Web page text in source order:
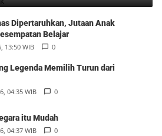
Dipertaruhkan, Jutaan Anak
Belajar
13:50 WIB 0
Legenda Memilih Turun dari
04:35 WIB 0
itu Mudah
04:37 WIB 0